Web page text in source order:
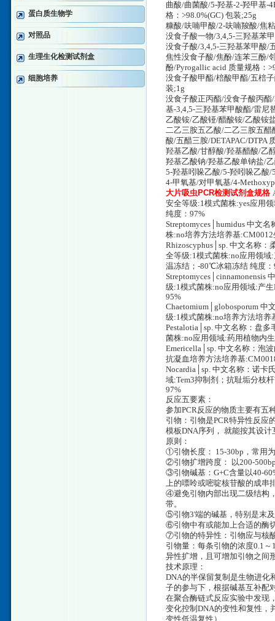
蛋白质生物学
对照品
生理生化检测试剂盒
细胞培养
曲酸/曲菌酸/5-羟基-2-羟甲基-
格：>98.0%(GC) 包装;25g
糠酸/呋喃甲酸/2-呋喃羧酸/焦
没食子酸一物/3,4,5-三羟基苯
没食子酸/3,4,5-三羟基苯甲酸/
焦性没食子酸/焦酚/连苯三酚/
酚/Pyrogallic acid 质量规格：
没食子酸甲酯/棓酸甲酯/五棓
装;1g
没食子酸正丙酯/没食子酸丙
基-3,4,5-三羟基苯甲酸酯/雷尼
乙酸铵/乙酸铔/醋酸铵/乙酸铵
二乙三胺五乙酸/二乙三胺五
酸/五醋三胺/DETAPAC/DTPA
羟基乙酸/甘醇酸/羟基醋酸/乙
羟基乙酸钠/羟基乙酸单钠盐/
5-羟基吲哚乙酸/5-羟吲哚乙酸/
4-甲氧基/对甲氧基/4-
大片吸虫PCR检测试剂盒规格
安全等级:1模式菌株:yes应用
纯度：97%
Streptomyces│humidus 中文
株:no培养方法培养基
Rhizoscyphus│sp. 中文名称：
全等级:1模式菌株:no应用领
温冻结；-80℃冰箱冻结 纯度：
Streptomyces│cinnamonensis
级:1模式菌株:no应用领域:产
95%
Chaetomium│globosporum 中
级:1模式菌株:no培养方法培
Pestalotia│sp. 中文名称：盘
菌株:no应用领域:药用植物内
Emericella│sp. 中文名称：泡
抗凝血培养方法培养基
Nocardia│sp. 中文名称：诺卡
域:Tem3抑制剂；抗耻垢分枝
97%
反应五要素：
参加PCR反应的物质主要有五
引物：引物是PCR特异性反应
模板DNA序列， 就能按其设
原则：
①引物长度： 15-30bp，常用
②引物扩增跨度： 以200-
③引物碱基：G+C含量以40-
上的嘌呤或嘧啶核苷酸的成串
④避免引物内部出现二级结构
带。
⑤引物3'端的碱基，特别是末
⑥引物中有或能加上合适的酶
⑦引物的特异性：引物应与核
引物量：每条引物的浓度0.1
异性扩增，且可增加引物之间
技术原理：
DNA的半保留复制是生物进化
子的参与下，根据碱基互补配
在聚合酶链式反应实验中发现
变化控制DNA的变性和复性，
变性低温复性）